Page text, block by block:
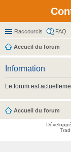
Raccourcis FAQ
Accueil du forum
Information
Le forum est
Accueil du forum